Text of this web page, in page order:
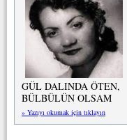
GÜL DALINDA ÖTEN,
BÜLBÜLÜN OLSAM
» Yazıyı okumak için tıklayın